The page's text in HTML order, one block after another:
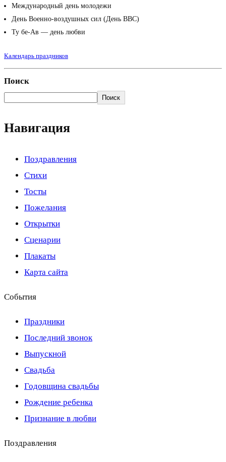
Международный день молодежи
День Военно-воздушных сил (День ВВС)
Ту бе-Ав — день любви
Календарь праздников
Поиск
Поиск
Навигация
Поздравления
Стихи
Тосты
Пожелания
Открытки
Сценарии
Плакаты
Карта сайта
События
Праздники
Последний звонок
Выпускной
Свадьба
Годовщина свадьбы
Рождение ребенка
Признание в любви
Поздравления